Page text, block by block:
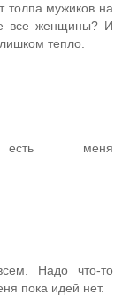
толпа мужиков на
все женщины? И
тепло.
есть меня
Надо что-то
пока идей нет.